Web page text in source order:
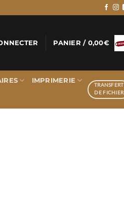
PANIER / 0,00€
IMPRIMERIE
TRANSFERT
DE FICHIER